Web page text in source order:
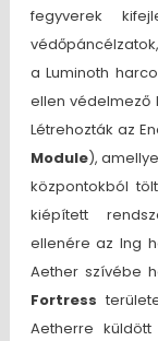
fegyverek
a Luminoth
ellen védelmező
Létrehozták az
Module),
központokból
kiépített
ellenére az Ing
Aether szívébe
Fortress
Aetherre